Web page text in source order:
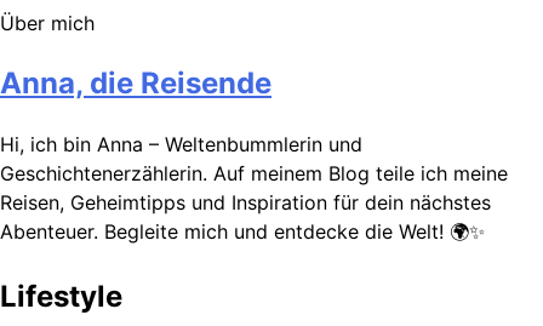
Über mich
Anna, die Reisende
Hi, ich bin Anna – Weltenbummlerin und
Geschichtenerzählerin. Auf meinem Blog teile ich meine
Reisen, Geheimtipps und Inspiration für dein nächstes
Abenteuer. Begleite mich und entdecke die Welt! 🌍✨
Lifestyle